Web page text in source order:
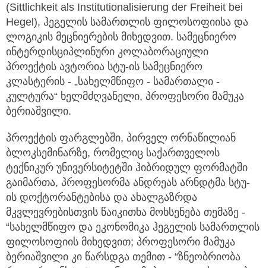
(Sittlichkeit als Institutionalisierung der Freiheit bei
Hegel), ჰეგელის სამართლის ფილოსოფიისა და
ლოგიკის მეცნიერების მიხედვით. სამეცნიერო
ინტერდისციპლინური კოლაბორაციული
პროექტის ავტორია სტუ-ის სამეცნიერო
კლასტერის - „სახელმწიფო - სამართალი -
კულტურა“ ხელმძღვანელი, პროფესორი მამუკა
ბერიაშვილი.
პროექტის ფარგლებში, პირველ ორნაწილიან
ბლოკსემინარზე, რომელიც საქართველოს
ტექნიკურ უნივერსიტეტში ჰიბრიდულ ფორმატში
გაიმართა, პროფესორმა ანდრეას არნდტმა სტუ-
ის დოქტორანტებისა და ახალგაზრდა
მკვლევრებისთვის წაიკითხა მოხსენება თემაზე -
“სახელმწიფო და ეკონომიკა ჰეგელის სამართლის
ფილოსოფიის მიხედვით; პროფესორი მამუკა
ბერიაშვილი კი წარსდგა თემით - “ზნეობრიობა